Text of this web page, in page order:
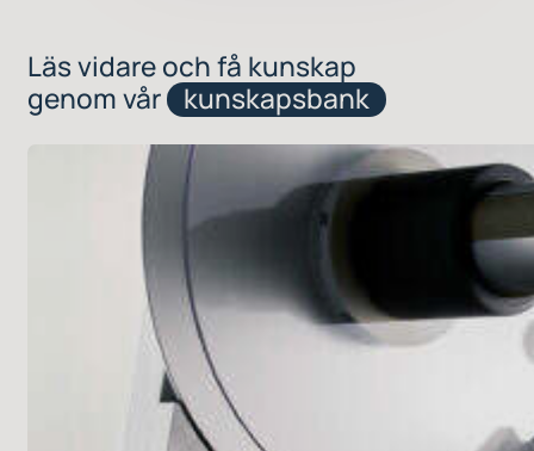
Läs vidare och få kunskap
genom vår
kunskapsbank